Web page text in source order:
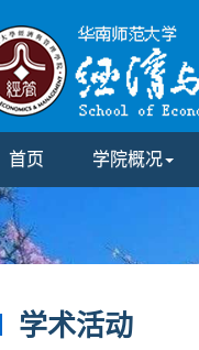
首页 学院概况
学术活动